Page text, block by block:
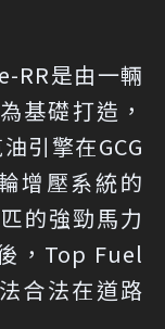
RR是由一輛
基礎打造，
引擎在GCG
增壓系統的
的強勁馬力
，Top Fuel
合法在道路